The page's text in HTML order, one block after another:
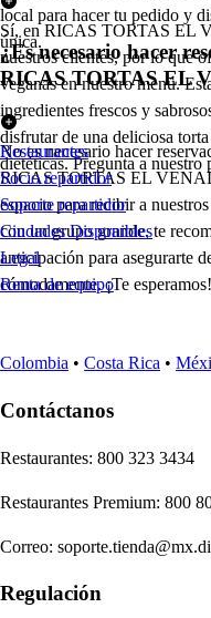
local para hacer tu pedido y
única.
Sí, en RICAS TORTAS EL
nuestros clientes, por lo que
veganas en nuestro menú.
ingredientes frescos y
disfrutar de una deliciosa
dietéticas. Pregunta a
¿Es necesario hacer
RICAS TORTAS EL
No es necesario hacer
RICAS TORTAS EL
espacio para recibir a
con un grupo grande, te
anticipación para asegurarte
cómodamente. ¡Te esperamos!
Restaurantes
Socio repartidor
Soporte repartidor
Ciudades Disponibles
Legal
Renta de equipo
Colombia • Costa Rica •
Contáctanos
Restaurantes: 800 323 3434
Restaurantes Premium: 800
Correo:
Regulación